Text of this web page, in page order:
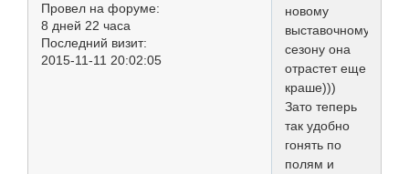
Провел на форуме:
8 дней 22 часа
Последний визит:
2015-11-11 20:02:05
новому
выставочному
сезону она
отрастет еще
краше)))
Зато теперь
так удобно
гонять по
полям и